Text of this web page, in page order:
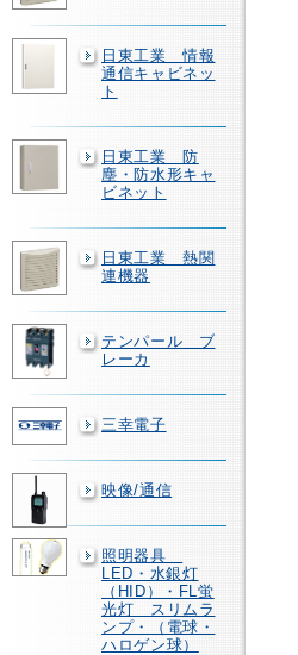
日東工業 情報
通信キャビネッ
ト
日東工業 防
塵・防水形キャ
ビネット
日東工業 熱関
連機器
テンパール ブ
レーカ
三幸電子
映像/通信
照明器具
LED・水銀灯
（HID）・FL蛍
光灯 スリムラ
ンプ・（電球・
ハロゲン球）